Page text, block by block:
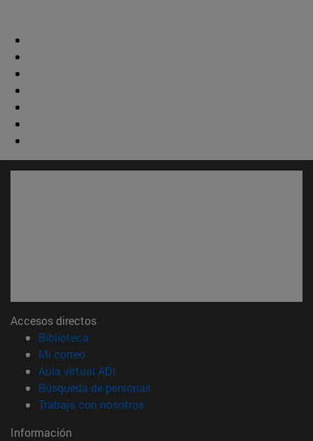
Accesos directos
Biblioteca
Mi correo(abre en nueva ventana)
Aula virtual ADI
Búsqueda de personas(abre en nueva ventana)
Trabaja con nosotros(abre en nueva ventana)
Información